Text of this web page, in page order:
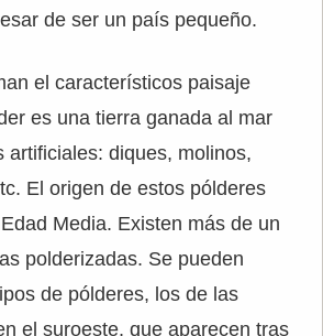
de ser un país pequeño.
el característicos paisaje
es una tierra ganada al mar
artificiales: diques, molinos,
El origen de estos pólderes
Media. Existen más de un
polderizadas. Se pueden
de pólderes, los de las
el suroeste, que aparecen tras